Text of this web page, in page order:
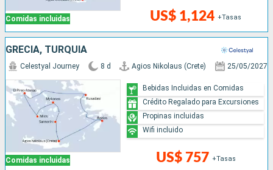
Comidas incluidas US$ 1,124 +Tasas
GRECIA, TURQUÍA
Comidas incluidas
Celestyal Journey 8 d Agios Nikolaus (Crete) 25/05/2027
US$ 757 +Tasas
Bebidas Incluidas en Comidas
Crédito Regalado para Excursiones
Propinas incluidas
Wifi incluido